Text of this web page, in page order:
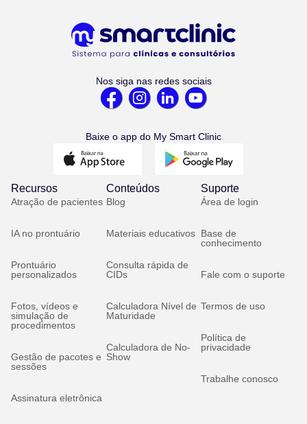
Nos siga nas redes sociais
Baixe o app do My Smart Clinic
Recursos
Atração de pacientes
IA no prontuário
Prontuário
personalizados
Fotos, vídeos e
simulação de
procedimentos
Gestão de pacotes e
sessões
Assinatura eletrônica
Conteúdos
Blog
Materiais educativos
Consulta rápida de
CIDs
Calculadora Nível de
Maturidade
Calculadora de No-
Show
Suporte
Área de login
Base de
conhecimento
Fale com o suporte
Termos de uso
Política de
privacidade
Trabalhe conosco